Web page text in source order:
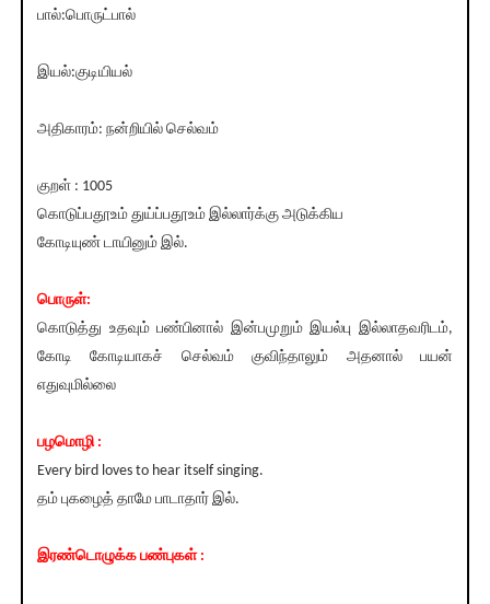
பால்:பொருட்பால்
இயல்:குடியியல்
அதிகாரம்: நன்றியில் செல்வம்
குறள் : 1005
கொடுப்பதூஉம் துய்ப்பதூஉம் இல்லார்க்கு அடுக்கிய
கோடியுண் டாயினும் இல்.
பொருள்:
கொடுத்து உதவும் பண்பினால் இன்பமுறும் இயல்பு இல்லாதவரிடம்,
கோடி கோடியாகச் செல்வம் குவிந்தாலும் அதனால் பயன்
எதுவுமில்லை
பழமொழி :
Every bird loves to hear itself singing.
தம் புகழைத் தாமே பாடாதார் இல்.
இரண்டொழுக்க பண்புகள் :